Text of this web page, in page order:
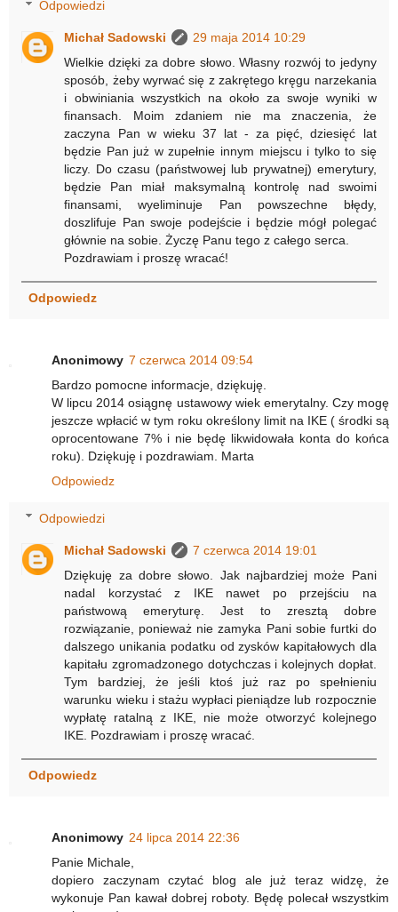
Odpowiedzi
Michał Sadowski
29 maja 2014 10:29
Wielkie dzięki za dobre słowo. Własny rozwój to jedyny
sposób, żeby wyrwać się z zakrętego kręgu narzekania
i obwiniania wszystkich na około za swoje wyniki w
finansach. Moim zdaniem nie ma znaczenia, że
zaczyna Pan w wieku 37 lat - za pięć, dziesięć lat
będzie Pan już w zupełnie innym miejscu i tylko to się
liczy. Do czasu (państwowej lub prywatnej) emerytury,
będzie Pan miał maksymalną kontrolę nad swoimi
finansami, wyeliminuje Pan powszechne błędy,
doszlifuje Pan swoje podejście i będzie mógł polegać
głównie na sobie. Życzę Panu tego z całego serca.
Pozdrawiam i proszę wracać!
Odpowiedz
Anonimowy 7 czerwca 2014 09:54
Bardzo pomocne informacje, dziękuję.
W lipcu 2014 osiągnę ustawowy wiek emerytalny. Czy mogę
jeszcze wpłacić w tym roku określony limit na IKE ( środki są
oprocentowane 7% i nie będę likwidowała konta do końca
roku). Dziękuję i pozdrawiam. Marta
Odpowiedz
Odpowiedzi
Michał Sadowski
7 czerwca 2014 19:01
Dziękuję za dobre słowo. Jak najbardziej może Pani
nadal korzystać z IKE nawet po przejściu na
państwową emeryturę. Jest to zresztą dobre
rozwiązanie, ponieważ nie zamyka Pani sobie furtki do
dalszego unikania podatku od zysków kapitałowych dla
kapitału zgromadzonego dotychczas i kolejnych dopłat.
Tym bardziej, że jeśli ktoś już raz po spełnieniu
warunku wieku i stażu wypłaci pieniądze lub rozpocznie
wypłatę ratalną z IKE, nie może otworzyć kolejnego
IKE. Pozdrawiam i proszę wracać.
Odpowiedz
Anonimowy 24 lipca 2014 22:36
Panie Michale,
dopiero zaczynam czytać blog ale już teraz widzę, że
wykonuje Pan kawał dobrej roboty. Będę polecał wszystkim